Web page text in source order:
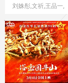
2026 导演：王红舟
刘姝彤,文祈,王品一,